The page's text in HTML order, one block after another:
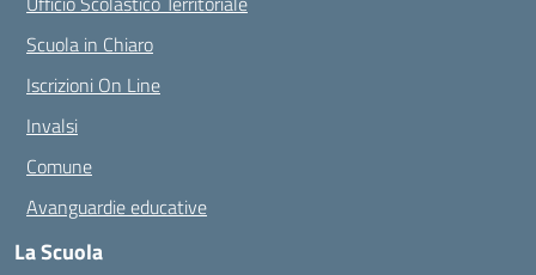
Scuola in Chiaro
Iscrizioni On Line
Invalsi
Comune
Avanguardie educative
La Scuola